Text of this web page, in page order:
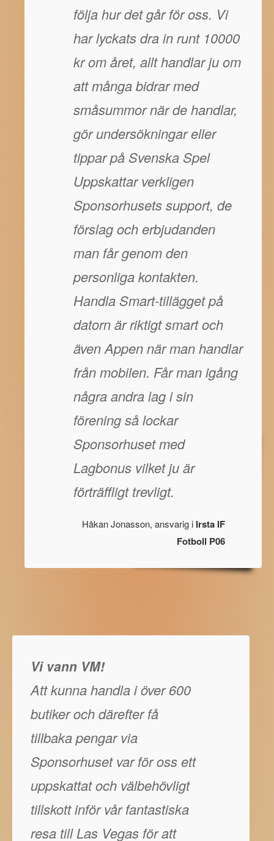
följa hur det går för oss. Vi
har lyckats dra in runt 10000
kr om året, allt handlar ju om
att många bidrar med
småsummor när de handlar,
gör undersökningar eller
tippar på Svenska Spel
Uppskattar verkligen
Sponsorhusets support, de
förslag och erbjudanden
man får genom den
personliga kontakten.
Handla Smart-tillägget på
datorn är riktigt smart och
även Appen när man handlar
från mobilen. Får man igång
några andra lag i sin
förening så lockar
Sponsorhuset med
Lagbonus vilket ju är
förträffligt trevligt.
Håkan Jonasson, ansvarig i Irsta IF
Fotboll P06
Vi vann VM!
Att kunna handla i över 600
butiker och därefter få
tillbaka pengar via
Sponsorhuset var för oss ett
uppskattat och välbehövligt
tillskott inför vår fantastiska
resa till Las Vegas för att